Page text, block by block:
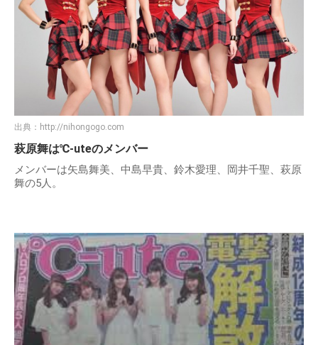
出典： http://nihongogo.com
萩原舞は℃-uteのメンバー
メンバーは矢島舞美、中島早貴、鈴木愛理、岡井千聖、萩原
舞の5人。